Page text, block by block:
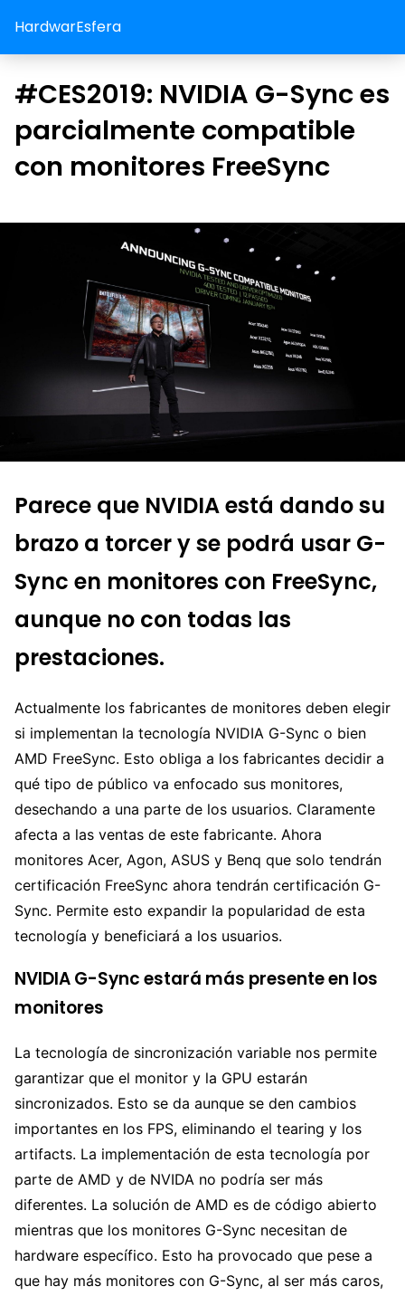
HardwarEsfera
#CES2019: NVIDIA G-Sync es
parcialmente compatible
con monitores FreeSync
Parece que NVIDIA está dando su
brazo a torcer y se podrá usar G-
Sync en monitores con FreeSync,
aunque no con todas las
prestaciones.
Actualmente los fabricantes de monitores deben elegir
si implementan la tecnología NVIDIA G-Sync o bien
AMD FreeSync. Esto obliga a los fabricantes decidir a
qué tipo de público va enfocado sus monitores,
desechando a una parte de los usuarios. Claramente
afecta a las ventas de este fabricante. Ahora
monitores Acer, Agon, ASUS y Benq que solo tendrán
certificación FreeSync ahora tendrán certificación G-
Sync. Permite esto expandir la popularidad de esta
tecnología y beneficiará a los usuarios.
NVIDIA G-Sync estará más presente en los
monitores
La tecnología de sincronización variable nos permite
garantizar que el monitor y la GPU estarán
sincronizados. Esto se da aunque se den cambios
importantes en los FPS, eliminando el tearing y los
artifacts. La implementación de esta tecnología por
parte de AMD y de NVIDA no podría ser más
diferentes. La solución de AMD es de código abierto
mientras que los monitores G-Sync necesitan de
hardware específico. Esto ha provocado que pese a
que hay más monitores con G-Sync, al ser más caros,